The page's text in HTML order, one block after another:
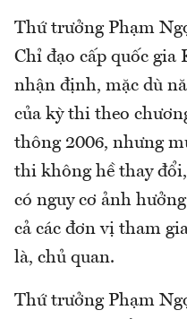
Thứ trưởng Phạm
Chỉ đạo cấp quốc
nhận định, mặc dù
của kỳ thi theo
thông 2006, nhưng
thi không hề thay
có nguy cơ ảnh
cả các đơn vị tham
là, chủ quan.
Thứ trưởng Phạm